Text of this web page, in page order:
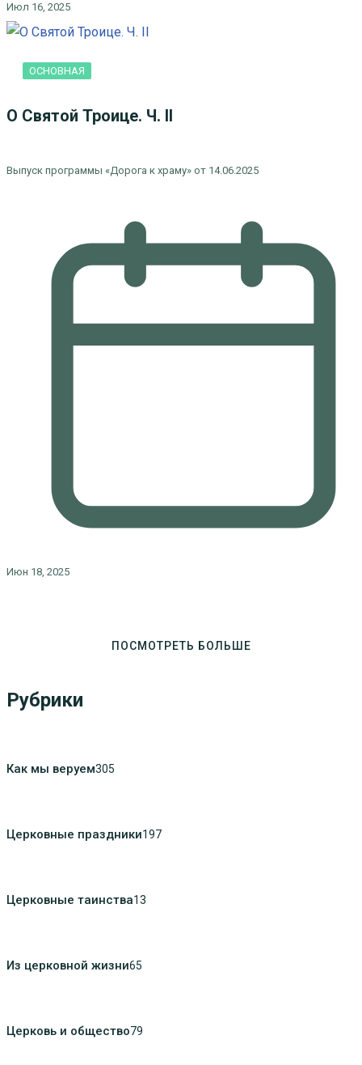
Июл 16, 2025
ОСНОВНАЯ
О Святой Троице. Ч. II
Выпуск программы «Дорога к храму» от 14.06.2025
Июн 18, 2025
ПОСМОТРЕТЬ БОЛЬШЕ
Рубрики
Как мы веруем305
Церковные праздники197
Церковные таинства13
Из церковной жизни65
Церковь и общество79